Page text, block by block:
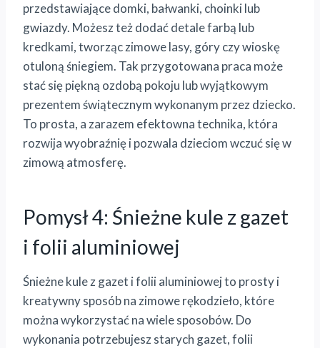
przedstawiające domki, bałwanki, choinki lub
gwiazdy. Możesz też dodać detale farbą lub
kredkami, tworząc zimowe lasy, góry czy wioskę
otuloną śniegiem. Tak przygotowana praca może
stać się piękną ozdobą pokoju lub wyjątkowym
prezentem świątecznym wykonanym przez dziecko.
To prosta, a zarazem efektowna technika, która
rozwija wyobraźnię i pozwala dzieciom wczuć się w
zimową atmosferę.
Pomysł 4: Śnieżne kule z gazet
i folii aluminiowej
Śnieżne kule z gazet i folii aluminiowej to prosty i
kreatywny sposób na zimowe rękodzieło, które
można wykorzystać na wiele sposobów. Do
wykonania potrzebujesz starych gazet, folii